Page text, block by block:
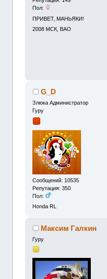
Пол:
ПРИВЕТ, МАНЬЯКИ!
2008 МСК, ВАО
G_D
Злюка Администратор
Гуру
Сообщений: 10535
Репутация: 350
Пол:
Honda RL
Максим Галкин
Гуру